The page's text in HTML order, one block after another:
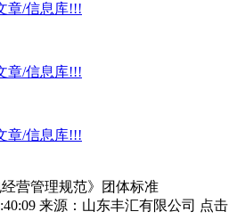
章/信息库!!!
章/信息库!!!
章/信息库!!!
营管理规范》团体标准
来源：山东丰汇有限公司 点击